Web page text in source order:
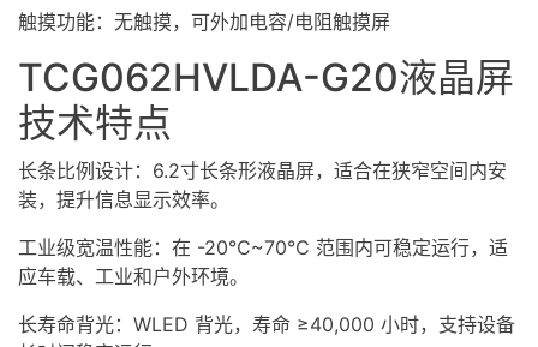
触摸功能：无触摸，可外加电容/电阻触摸屏
TCG062HVLDA-G20液晶屏
技术特点
长条比例设计：6.2寸长条形液晶屏，适合在狭窄空间内安
装，提升信息显示效率。
工业级宽温性能：在 -20℃~70℃ 范围内可稳定运行，适
应车载、工业和户外环境。
长寿命背光：WLED 背光，寿命 ≥40,000 小时，支持设备